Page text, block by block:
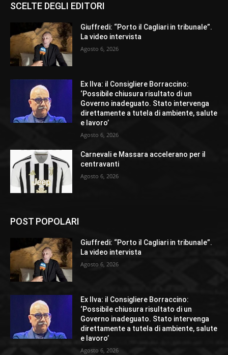
SCELTE DEGLI EDITORI
Giuffredi: “Porto il Cagliari in tribunale”.
La video intervista
Agosto 6, 2026
Ex Ilva: il Consigliere Borraccino:
‘Possibile chiusura risultato di un
Governo inadeguato. Stato intervenga
direttamente a tutela di ambiente, salute
e lavoro’
Agosto 6, 2026
Carnevali e Massara accelerano per il
centravanti
Agosto 6, 2026
POST POPOLARI
Giuffredi: “Porto il Cagliari in tribunale”.
La video intervista
Agosto 6, 2026
Ex Ilva: il Consigliere Borraccino:
‘Possibile chiusura risultato di un
Governo inadeguato. Stato intervenga
direttamente a tutela di ambiente, salute
e lavoro’
Agosto 6, 2026